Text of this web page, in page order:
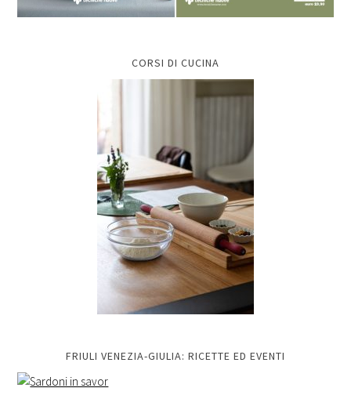
CORSI DI CUCINA
FRIULI VENEZIA-GIULIA: RICETTE ED EVENTI